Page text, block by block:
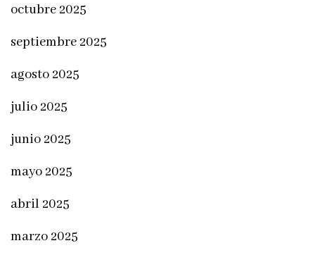
octubre 2025
septiembre 2025
agosto 2025
julio 2025
junio 2025
mayo 2025
abril 2025
marzo 2025